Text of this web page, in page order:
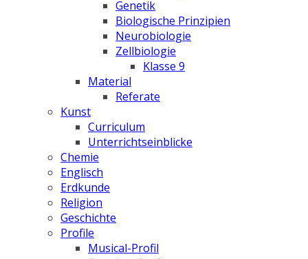
Genetik
Biologische Prinzipien
Neurobiologie
Zellbiologie
Klasse 9
Material
Referate
Kunst
Curriculum
Unterrichtseinblicke
Chemie
Englisch
Erdkunde
Religion
Geschichte
Profile
Musical-Profil